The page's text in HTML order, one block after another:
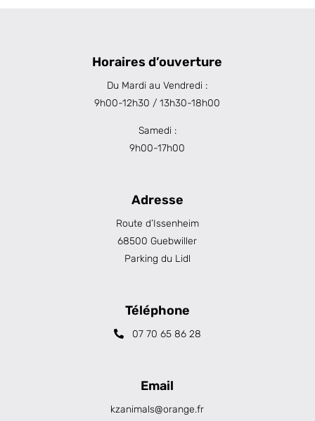
Horaires d’ouverture
Du Mardi au Vendredi :
9h00-12h30 / 13h30-18h00
Samedi :
9h00-17h00
Adresse
Route d’Issenheim
68500 Guebwiller
Parking du Lidl
Téléphone
07 70 65 86 28
Email
kzanimals@orange.fr